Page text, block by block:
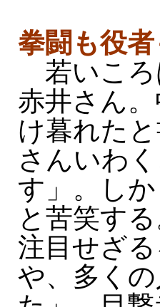
拳闘も役
若いころ
赤井さん
け暮れた
さんいわ
す」。し
と苦笑す
注目せざ
や、多く